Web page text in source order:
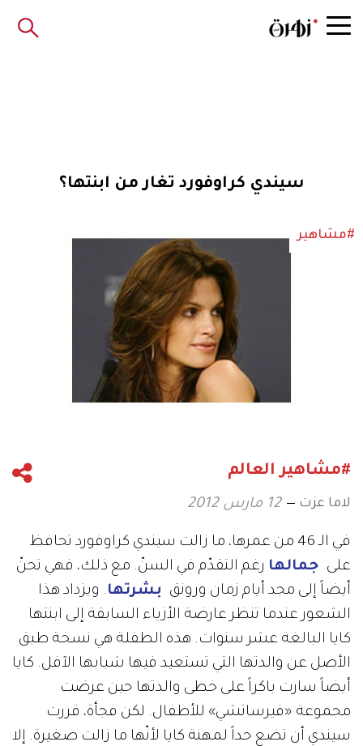
سيندي كراوفورد تغار من ابنتها؟
#مشاهير
#مشاهير العالم
لاما عزت 12 مارس 2012
في الـ 46 من عمرها، ما زالت سيندي كراوفورد تحافظ
على جمالها رغم التقدّم في السنّ. مع ذلك، فهي تحنّ
أيضاً إلى مجد أيام زمان ورونق بشرتها . ويزداد هذا
الشعور عندما تنظر عارضة الأزياء السابقة إلى ابنتها
كايا البالغة عشر سنوات. هذه الطفلة هي نسخة طبق
الأصل عن والدتها التي تستعيد فيها شبابها الآفل. كايا
أيضاً سارت باكراً على خطى والدتها حين عرضت
مجموعة «فيرساتشي» للأطفال. لكن فجأة، قررت
سيندي أن تضع حداً لمهنة كايا لأنّها ما زالت صغيرة. إلا